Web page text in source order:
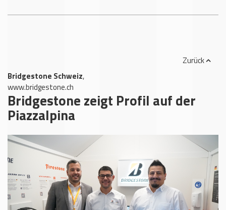
Bridgestone Schweiz,
www.bridgestone.ch
Zurück
Bridgestone zeigt Profil auf der
Piazzalpina